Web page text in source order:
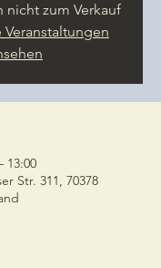
nicht zum Verkauf
13:00
Str. 311, 70378